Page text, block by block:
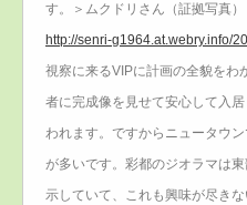
す。＞ムクドリさん（証拠写真）
http://senri-g1964.at.webry.info/
視察に来るVIPに計画の全貌をわ
者に完成像を見せて安心して入
われます。ですからニュータウ
が多いです。彩都のジオラマは
示していて、これも興味が尽き